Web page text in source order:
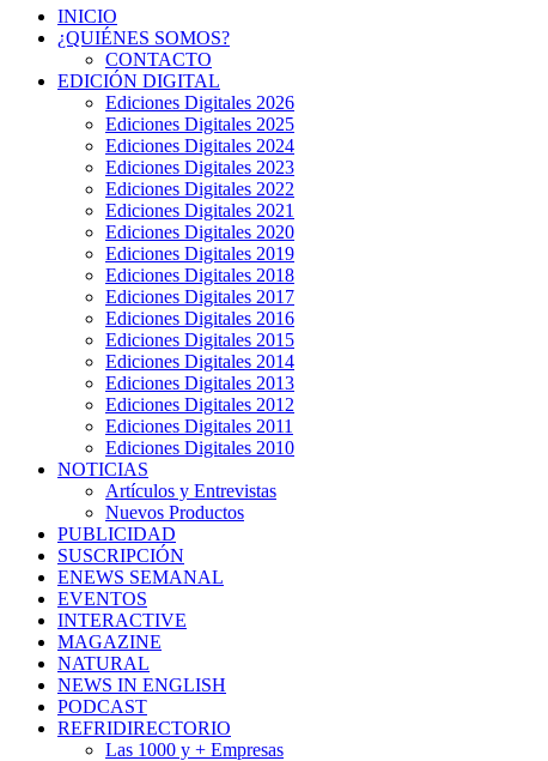
INICIO
¿QUIÉNES SOMOS?
CONTACTO
EDICIÓN DIGITAL
Ediciones Digitales 2026
Ediciones Digitales 2025
Ediciones Digitales 2024
Ediciones Digitales 2023
Ediciones Digitales 2022
Ediciones Digitales 2021
Ediciones Digitales 2020
Ediciones Digitales 2019
Ediciones Digitales 2018
Ediciones Digitales 2017
Ediciones Digitales 2016
Ediciones Digitales 2015
Ediciones Digitales 2014
Ediciones Digitales 2013
Ediciones Digitales 2012
Ediciones Digitales 2011
Ediciones Digitales 2010
NOTICIAS
Artículos y Entrevistas
Nuevos Productos
PUBLICIDAD
SUSCRIPCIÓN
ENEWS SEMANAL
EVENTOS
INTERACTIVE
MAGAZINE
NATURAL
NEWS IN ENGLISH
PODCAST
REFRIDIRECTORIO
Las 1000 y + Empresas